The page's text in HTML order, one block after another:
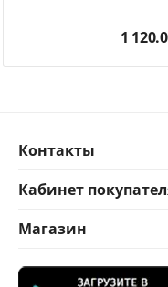
1
Контакты
Кабинет
Магазин